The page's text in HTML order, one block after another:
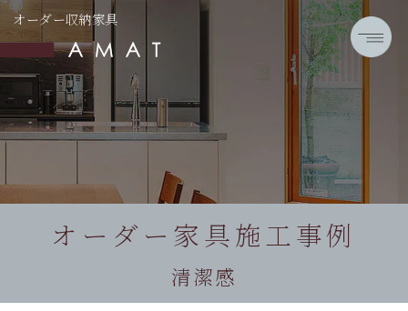
オーダー収納家具
オーダー家具施工事例
清潔感